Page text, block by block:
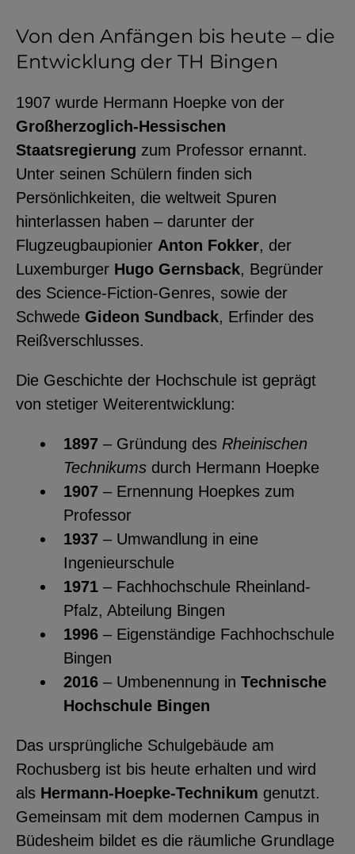
Von den Anfängen bis heute – die
Entwicklung der TH Bingen
1907 wurde Hermann Hoepke von der
Großherzoglich-Hessischen
Staatsregierung zum Professor ernannt.
Unter seinen Schülern finden sich
Persönlichkeiten, die weltweit Spuren
hinterlassen haben – darunter der
Flugzeugbaupionier Anton Fokker, der
Luxemburger Hugo Gernsback, Begründer
des Science-Fiction-Genres, sowie der
Schwede Gideon Sundback, Erfinder des
Reißverschlusses.
Die Geschichte der Hochschule ist geprägt
von stetiger Weiterentwicklung:
1897 – Gründung des Rheinischen
Technikums durch Hermann Hoepke
1907 – Ernennung Hoepkes zum
Professor
1937 – Umwandlung in eine
Ingenieurschule
1971 – Fachhochschule Rheinland-
Pfalz, Abteilung Bingen
1996 – Eigenständige Fachhochschule
Bingen
2016 – Umbenennung in Technische
Hochschule Bingen
Das ursprüngliche Schulgebäude am
Rochusberg ist bis heute erhalten und wird
als Hermann-Hoepke-Technikum genutzt.
Gemeinsam mit dem modernen Campus in
Büdesheim bildet es die räumliche Grundlage